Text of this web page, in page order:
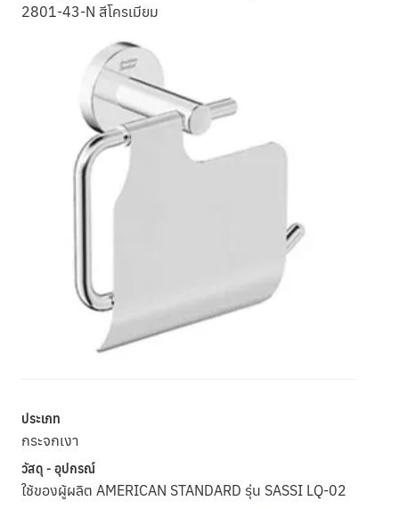
2801-43-N สีโครเมียม
ประเภท
กระจกเงา
วัสดุ - อุปกรณ์
ใช้ของผู้ผลิต AMERICAN STANDARD รุ่น SASSI LQ-02